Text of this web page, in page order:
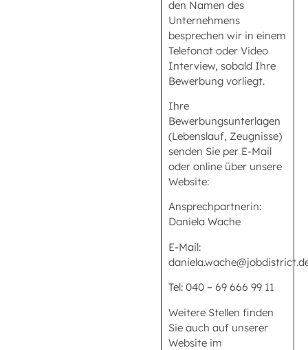
den Namen des
Unternehmens
besprechen wir in einem
Telefonat oder Video
Interview, sobald Ihre
Bewerbung vorliegt.
Ihre
Bewerbungsunterlagen
(Lebenslauf, Zeugnisse)
senden Sie per E-Mail
oder online über unsere
Website:
Ansprechpartnerin:
Daniela Wache
E-Mail:
Tel: 040 – 69 666 99 11
Weitere Stellen finden
Sie auch auf unserer
Website im